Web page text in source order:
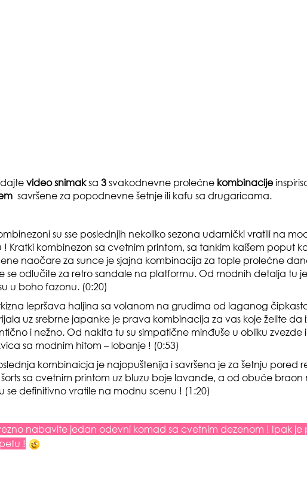
video snimaksa 3 svakodnevne prolećne kombinacije
savršene za popodnevne šetnje ili kafu sa drugaricama.
su sse poslednjih nekoliko sezona udarnički vratili na
! Kratki kombinezon sa cvetnim printom, sa tankim kaišem poput
naočare za sunce je sjajna kombinacija za tople prolećne
se odlučite za retro sandale na platformu. Od modnih detalja tu
u boho fazonu. (0:20)
lepršava haljina sa volanom na grudima od laganog
uz srebrne japanke je prava kombinacija za vas koje želite da
i nežno. Od nakita tu su simpatične minđuše u obliku zvezde i
sa modnim hitom – lobanje ! (0:53)
kombinaicja je najopuštenija i savršena je za šetnju pored
sa cvetnim printom uz bluzu boje lavande, a od obuće braon
se definitivno vratile na modnu scenu ! (1:20)
nabavite jedan odevni komad sa cvetnim dezenom ! Ipak je
!